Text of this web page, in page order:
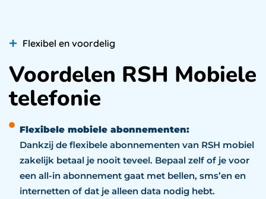
Flexibel en voordelig
Voordelen RSH Mobiele
telefonie
Flexibele mobiele abonnementen:
Dankzij de flexibele abonnementen van RSH mobiel
zakelijk betaal je nooit teveel. Bepaal zelf of je voor
een all-in abonnement gaat met bellen, sms’en en
internetten of dat je alleen data nodig hebt.